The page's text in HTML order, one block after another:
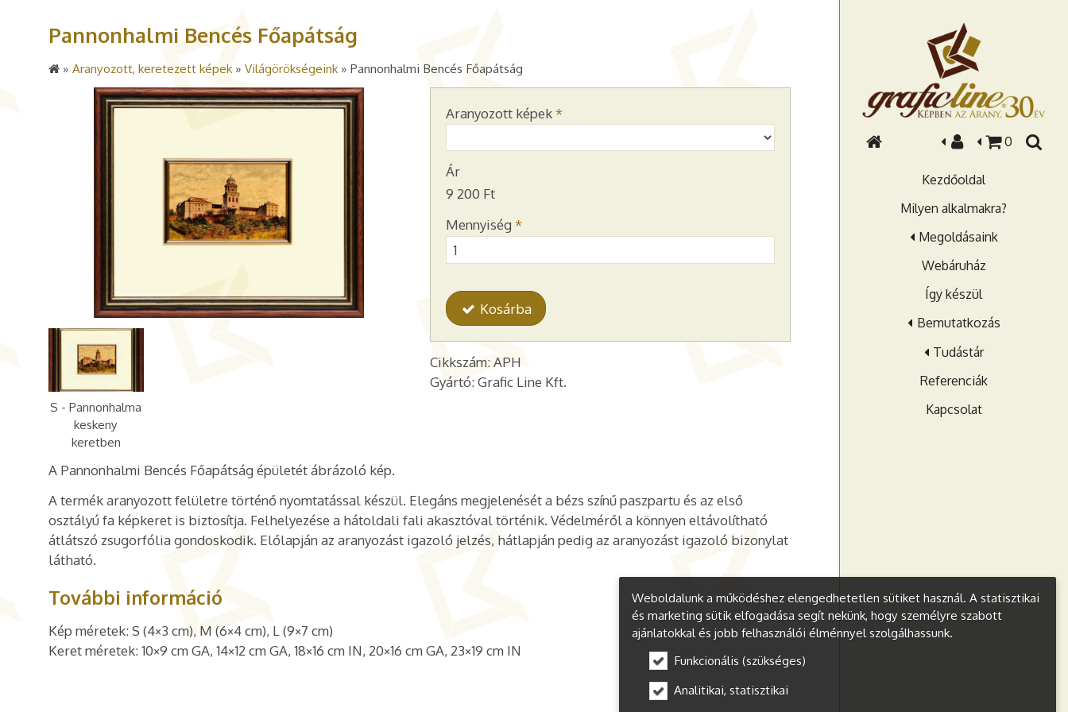
0
Kezdőoldal
Milyen alkalmakra?
Megoldásaink
Webáruház
Így készül
Bemutatkozás
Tudástár
Referenciák
Kapcsolat
Pannonhalmi Bencés Főapátság
» Aranyozott, keretezett képek» Világörökségeink» Pannonhalmi Bencés Főapátság
S - Pannonhalma
keskeny
keretben
Aranyozott képek *
Ár
9 200 Ft
Mennyiség *
Kosárba
Cikkszám: APH
Gyártó: Grafic Line Kft.
A Pannonhalmi Bencés Főapátság épületét ábrázoló kép.
A termék aranyozott felületre történő nyomtatással készül. Elegáns megjelenését a bézs színű paszpartu és az első
osztályú fa képkeret is biztosítja. Felhelyezése a hátoldali fali akasztóval történik. Védelméről a könnyen eltávolítható
átlátszó zsugorfólia gondoskodik. Előlapján az aranyozást igazoló jelzés, hátlapján pedig az aranyozást igazoló bizonylat
látható.
További információ
Kép méretek: S (4×3 cm), M (6×4 cm), L (9×7 cm)
Keret méretek: 10×9 cm GA, 14×12 cm GA, 18×16 cm IN, 20×16 cm GA, 23×19 cm IN
Weboldalunk a működéshez elengedhetetlen sütiket használ. A statisztikai
és marketing sütik elfogadása segít nekünk, hogy személyre szabott
ajánlatokkal és jobb felhasználói élménnyel szolgálhassunk.
Funkcionális (szükséges)
Analitikai, statisztikai